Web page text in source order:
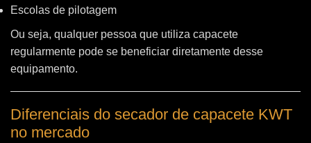
Escolas de pilotagem
Ou seja, qualquer pessoa que utiliza capacete
regularmente pode se beneficiar diretamente desse
equipamento.
Diferenciais do secador de capacete KWT
no mercado